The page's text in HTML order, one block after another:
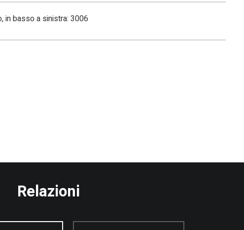
in basso a sinistra: 3006
Relazioni